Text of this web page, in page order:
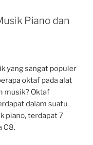
Piano dan
yang sangat populer
oktaf pada alat
musik? Oktaf
dalam suatu
piano, terdapat 7
C8.